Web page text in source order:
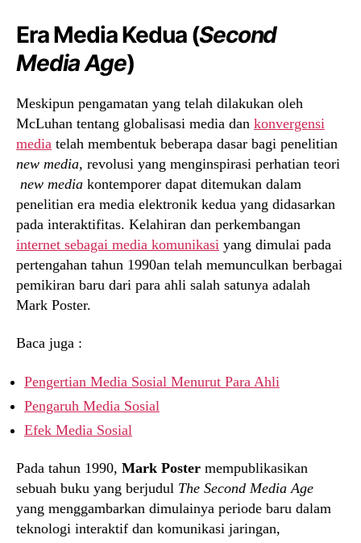
Era Media Kedua (Second
Media Age)
Meskipun pengamatan yang telah dilakukan oleh
McLuhan tentang globalisasi media dan konvergensi
media telah membentuk beberapa dasar bagi penelitian
new media, revolusi yang menginspirasi perhatian teori
new media kontemporer dapat ditemukan dalam
penelitian era media elektronik kedua yang didasarkan
pada interaktifitas. Kelahiran dan perkembangan
internet sebagai media komunikasi yang dimulai pada
pertengahan tahun 1990an telah memunculkan berbagai
pemikiran baru dari para ahli salah satunya adalah
Mark Poster.
Baca juga :
Pengertian Media Sosial Menurut Para Ahli
Pengaruh Media Sosial
Efek Media Sosial
Pada tahun 1990, Mark Poster mempublikasikan
sebuah buku yang berjudul The Second Media Age
yang menggambarkan dimulainya periode baru dalam
teknologi interaktif dan komunikasi jaringan,